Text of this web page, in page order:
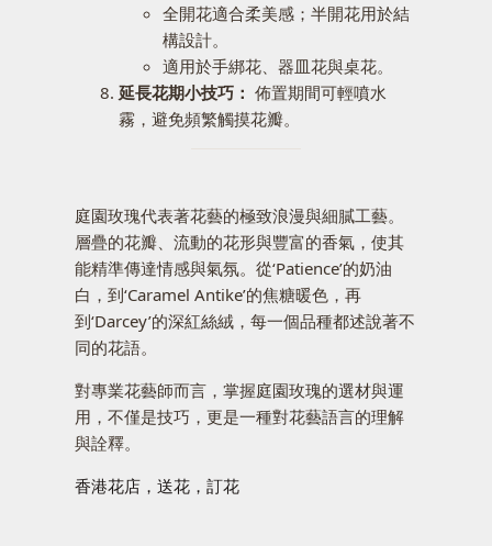
全開花適合柔美感；半開花用於結
構設計。
適用於手綁花、器皿花與桌花。
延長花期小技巧： 佈置期間可輕噴水
霧，避免頻繁觸摸花瓣。
庭園玫瑰代表著花藝的極致浪漫與細膩工藝。
層疊的花瓣、流動的花形與豐富的香氣，使其
能精準傳達情感與氣氛。從‘Patience’的奶油
白，到‘Caramel Antike’的焦糖暖色，再
到‘Darcey’的深紅絲絨，每一個品種都述說著不
同的花語。
對專業花藝師而言，掌握庭園玫瑰的選材與運
用，不僅是技巧，更是一種對花藝語言的理解
與詮釋。
香港花店，送花，訂花